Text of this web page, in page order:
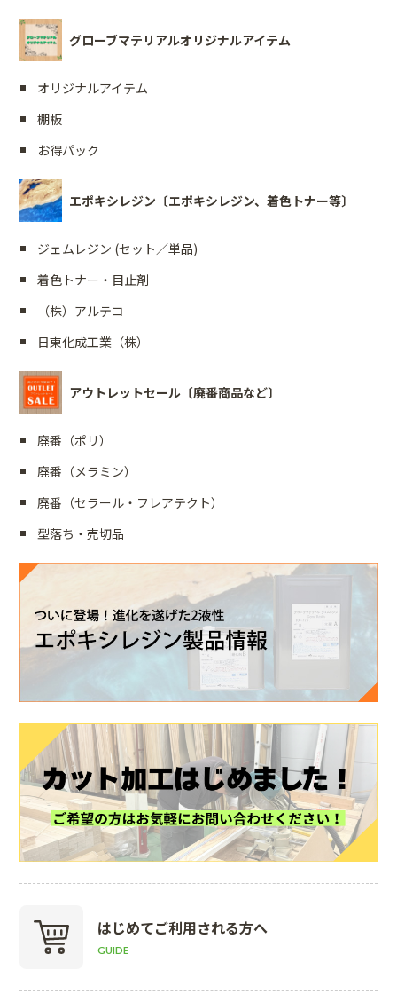
グローブマテリアルオリジナルアイテム
オリジナルアイテム
棚板
お得パック
エポキシレジン〔エポキシレジン、着色トナー等〕
ジェムレジン (セット／単品)
着色トナー・目止剤
（株）アルテコ
日東化成工業（株）
アウトレットセール〔廃番商品など〕
廃番（ポリ）
廃番（メラミン）
廃番（セラール・フレアテクト）
型落ち・売切品
はじめてご利用される方へ
GUIDE